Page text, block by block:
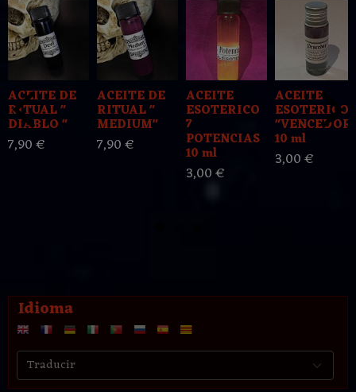
Idioma
ACEITE DE
RITUAL "
DIABLO "
7,90 €
ACEITE DE
RITUAL "
MEDIUM"
7,90 €
ACEITE
ESOTERICO
7
POTENCIAS
10 ml
3,00 €
ACEITE
ESOTERICO
10 ml
3,00 €